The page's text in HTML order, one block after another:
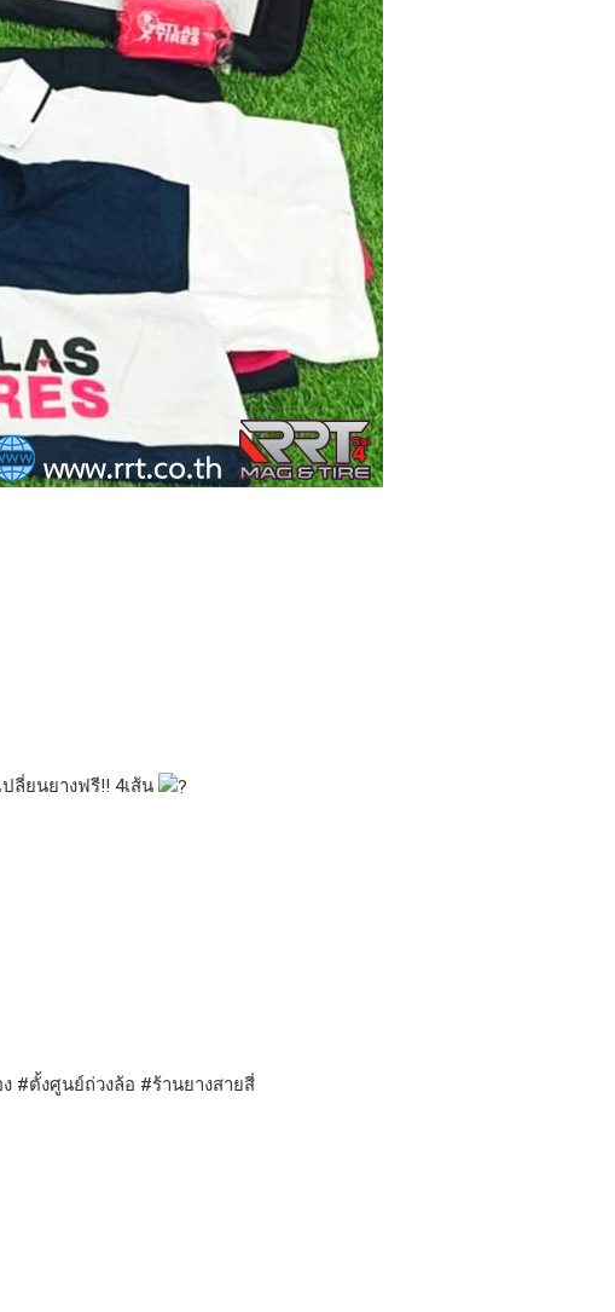
ปลี่ยนยางฟรี!! 4เส้น
#ตั้งศูนย์ถ่วงล้อ #ร้านยางสายสี่